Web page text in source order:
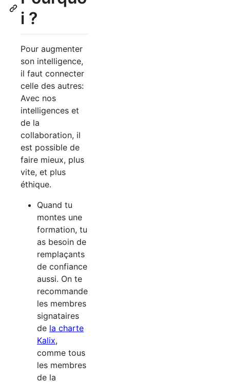
i ?
Pour augmenter
son intelligence,
il faut connecter
celle des autres:
Avec nos
intelligences et
de la
collaboration, il
est possible de
faire mieux, plus
vite, et plus
éthique.
Quand tu
montes une
formation, tu
as besoin de
remplaçants
de confiance
aussi. On te
recommande
les membres
signataires
de la charte
Kalix,
comme tous
les membres
de la